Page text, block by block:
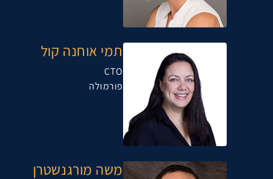
תמי אוחנה קול
CTO
פורמולה
משה מורגנשטרן